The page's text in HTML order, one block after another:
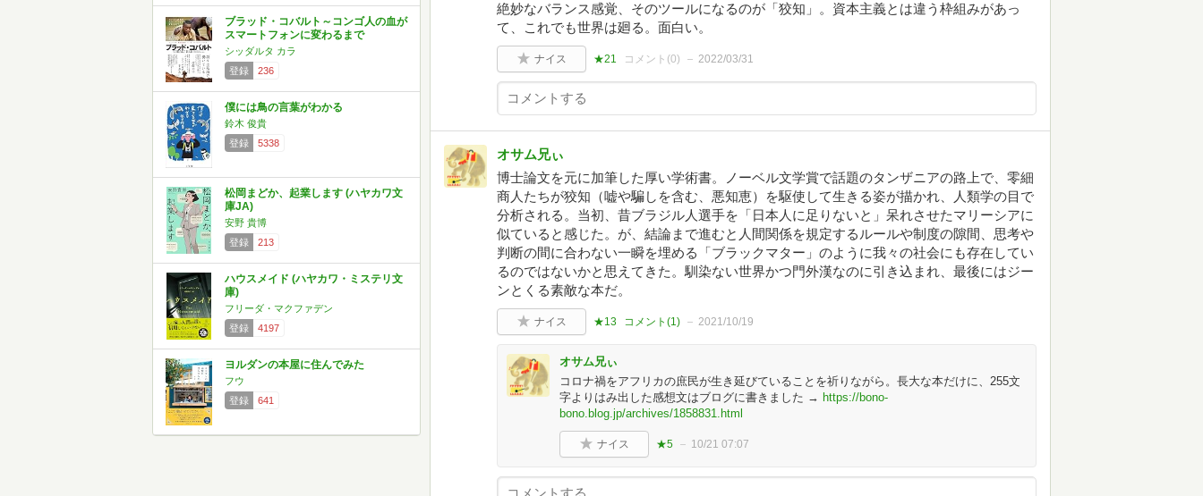
ブラッド・コバルト～コンゴ人の血が
スマートフォンに変わるまで
シッダルタ カラ
登録
236
僕には鳥の言葉がわかる
鈴木 俊貴
登録
5338
松岡まどか、起業します (ハヤカワ文
庫JA)
安野 貴博
登録
213
ハウスメイド (ハヤカワ・ミステリ文
庫)
フリーダ・マクファデン
登録
4197
ヨルダンの本屋に住んでみた
フウ
登録
641
絶妙なバランス感覚、そのツールになるのが「狡知」。資本主義とは違う枠組みがあっ
て、これでも世界は廻る。面白い。
ナイス ★21 コメント(0) 2022/03/31
オサム兄ぃ
博士論文を元に加筆した厚い学術書。ノーベル文学賞で話題のタンザニアの路上で、零細
商人たちが狡知（嘘や騙しを含む、悪知恵）を駆使して生きる姿が描かれ、人類学の目で
分析される。当初、昔ブラジル人選手を「日本人に足りないと」呆れさせたマリーシアに
似ていると感じた。が、結論まで進むと人間関係を規定するルールや制度の隙間、思考や
判断の間に合わない一瞬を埋める「ブラックマター」のように我々の社会にも存在してい
るのではないかと思えてきた。馴染ない世界かつ門外漢なのに引き込まれ、最後にはジー
ンとくる素敵な本だ。
ナイス ★13 コメント(1) 2021/10/19
オサム兄ぃ
コロナ禍をアフリカの庶民が生き延びていることを祈りながら。長大な本だけに、255文
字よりはみ出した感想文はブログに書きました → https://bono-
bono.blog.jp/archives/1858831.html
ナイス ★5 10/21 07:07